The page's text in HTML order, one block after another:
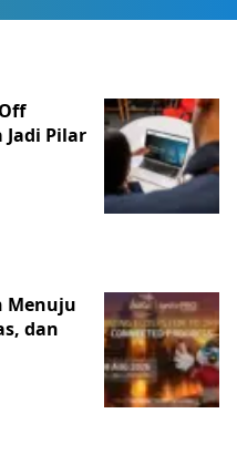
Jadi Pilar
Menuju
dan